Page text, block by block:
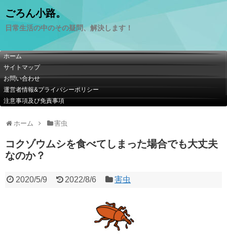
ごろん小路。
日常生活の中のその疑問、解決します！
ホーム
サイトマップ
お問い合わせ
運営者情報&プライバシーポリシー
注意事項及び免責事項
ホーム 害虫
コクゾウムシを食べてしまった場合でも大丈夫
なのか？
2020/5/9 2022/8/6 害虫